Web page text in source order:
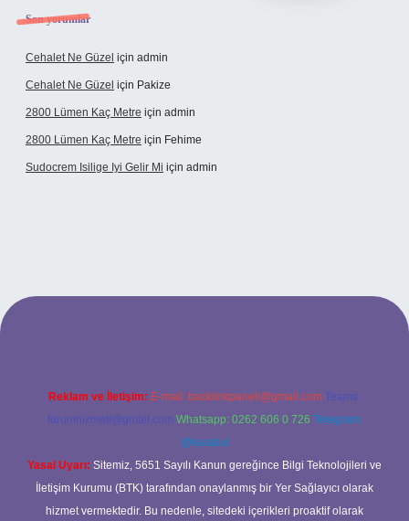
Son yorumlar
Cehalet Ne Güzel için admin
Cehalet Ne Güzel için Pakize
2800 Lümen Kaç Metre için admin
2800 Lümen Kaç Metre için Fehime
Sudocrem Isilige Iyi Gelir Mi için admin
opera bet giriş
Reklam ve İletişim: E-mail: backlinkpaneli@gmail.com Teams:
forumhizmeti@gmail.com Whatsapp: 0262 606 0 726 Telegram:
@karabul
Yasal Uyarı: Sitemiz, 5651 Sayılı Kanun gereğince Bilgi Teknolojileri ve
İletişim Kurumu (BTK) tarafından onaylanmış bir Yer Sağlayıcı olarak
hizmet vermektedir. Bu nedenle, sitedeki içerikleri proaktif olarak